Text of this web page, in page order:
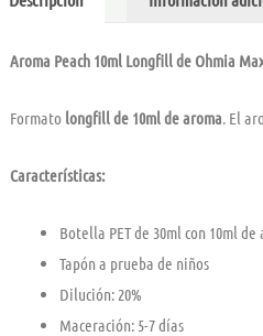
Aroma Peach 10ml Longfill de Ohmia
Formato longfill de 10ml de aroma. El
Características:
Botella PET de 30ml con 10ml de
Tapón a prueba de niños
Dilución: 20%
Maceración: 5-7 días